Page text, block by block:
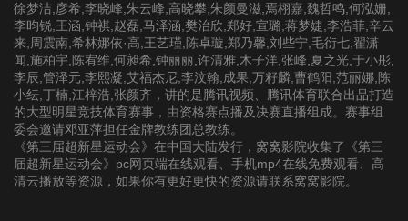
徐梦洁,彦希,李晓峰,朱云峰,高晓攀,朱颜曼滋,焉栩嘉,魏哲鸣,何泓姗,
李昀锐,王涵,钟祺,赵磊,马泽涵,樊治欣,郑好,宣璐,蒋梦婕,李浩菲,辛云
来,周震南,希林娜依·高,王艺瑾,陈卓璇,郑乃馨,刘些宁,毛衍七,翟潇
闻,施柏宇,陈宥维,何昶希,钟丽丽,许清雅,木子洋,张峰,夏之光,于小彤,
李辰,管泽元,李熙凝,艾福杰尼,李汶翰,成果,万籽麟,曹鹤阳,范丽娜,陈
小纭,丁楠,江梓浩,张颜齐，讲的是腾讯视频、腾讯体育联合出品打造
的大型明星竞技体育赛事，由资格赛点播及决赛直播组成。赛事组
委会邀请邓亚萍担任金牌教练团总教练。
《第三届超新星运动会》在中国大陆发行，窝窝影院收集了《第三
届超新星运动会》pc网页端在线观看、手机mp4在线免费观看、高
清云播放等资源，如果你有更好更快的资源请联系窝窝影院。